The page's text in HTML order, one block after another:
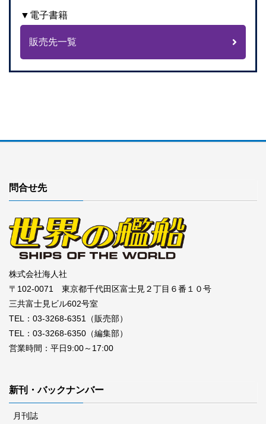
▼電子書籍
販売先一覧
問合せ先
株式会社海人社
〒102-0071 東京都千代田区富士見２丁目６番１０号
三共富士見ビル602号室
TEL：03-3268-6351（販売部）
TEL：03-3268-6350（編集部）
営業時間：平日9:00～17:00
新刊・バックナンバー
月刊誌